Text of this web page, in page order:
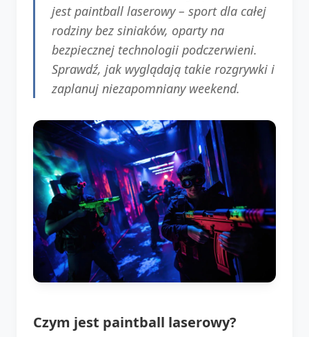
jest paintball laserowy – sport dla całej
rodziny bez siniaków, oparty na
bezpiecznej technologii podczerwieni.
Sprawdź, jak wyglądają takie rozgrywki i
zaplanuj niezapomniany weekend.
Czym jest paintball laserowy?